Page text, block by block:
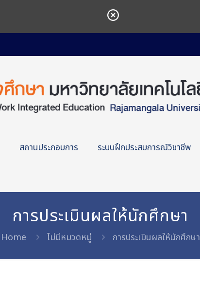
สถานประกอบการ ระบบฝึกประสบการณ์วิชาชีพ
การประเมินผลให้นักศึกษา
Home ไม่มีหมวดหมู่ การประเมินผลให้นักศึกษา